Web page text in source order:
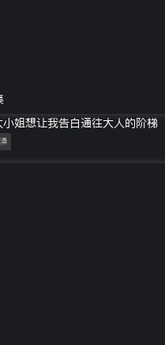
小姐想让我告白通往大人的阶梯